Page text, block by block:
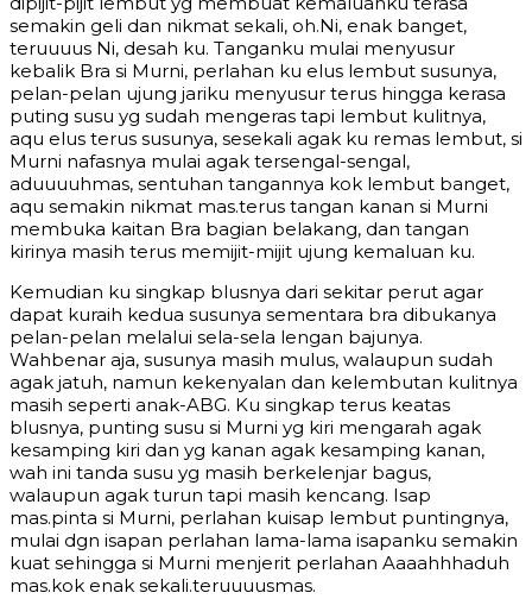
semakin geli dan nikmat sekali, oh.Ni, enak banget,
teruuuus Ni, desah ku. Tanganku mulai menyusur
kebalik Bra si Murni, perlahan ku elus lembut susunya,
pelan-pelan ujung jariku menyusur terus hingga kerasa
puting susu yg sudah mengeras tapi lembut kulitnya,
aqu elus terus susunya, sesekali agak ku remas lembut, si
Murni nafasnya mulai agak tersengal-sengal,
aduuuuhmas, sentuhan tangannya kok lembut banget,
aqu semakin nikmat mas.terus tangan kanan si Murni
membuka kaitan Bra bagian belakang, dan tangan
kirinya masih terus memijit-mijit ujung kemaluan ku.
Kemudian ku singkap blusnya dari sekitar perut agar
dapat kuraih kedua susunya sementara bra dibukanya
pelan-pelan melalui sela-sela lengan bajunya.
Wahbenar aja, susunya masih mulus, walaupun sudah
agak jatuh, namun kekenyalan dan kelembutan kulitnya
masih seperti anak-ABG. Ku singkap terus keatas
blusnya, punting susu si Murni yg kiri mengarah agak
kesamping kiri dan yg kanan agak kesamping kanan,
wah ini tanda susu yg masih berkelenjar bagus,
walaupun agak turun tapi masih kencang. Isap
mas.pinta si Murni, perlahan kuisap lembut puntingnya,
mulai dgn isapan perlahan lama-lama isapanku semakin
kuat sehingga si Murni menjerit perlahan Aaaahhhaduh
mas.kok enak sekali.teruuuusmas.